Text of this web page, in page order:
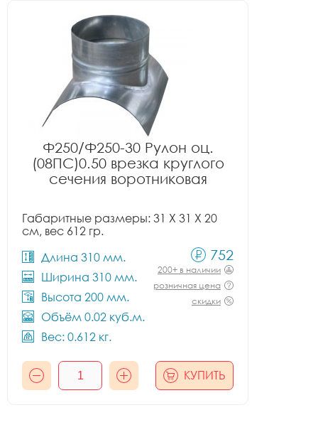
Ф250/Ф250-30 Рулон оц.
(08ПС)0.50 врезка круглого
сечения воротниковая
Габаритные размеры: 31 X 31 X 20
см, вес 612 гр.
Длина 310 мм.
Ширина 310 мм.
Высота 200 мм.
Объём 0.02 куб.м.
Вес: 0.612 кг.
752
200+ в наличии
розничная цена
скидки
КУПИТЬ